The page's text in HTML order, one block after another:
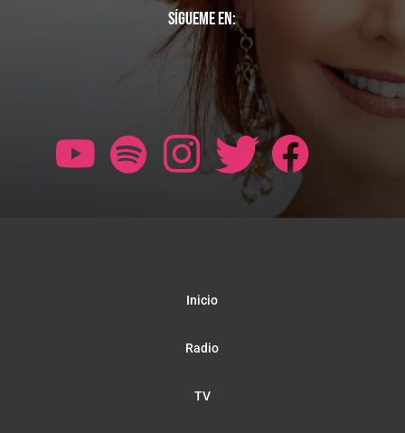
Sígueme en:
Inicio
Radio
TV